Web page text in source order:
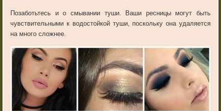
Позаботьтесь и о смывании туши. Ваши ресницы могут быть
чувствительными к водостойкой туши, поскольку она удаляется
на много сложнее.